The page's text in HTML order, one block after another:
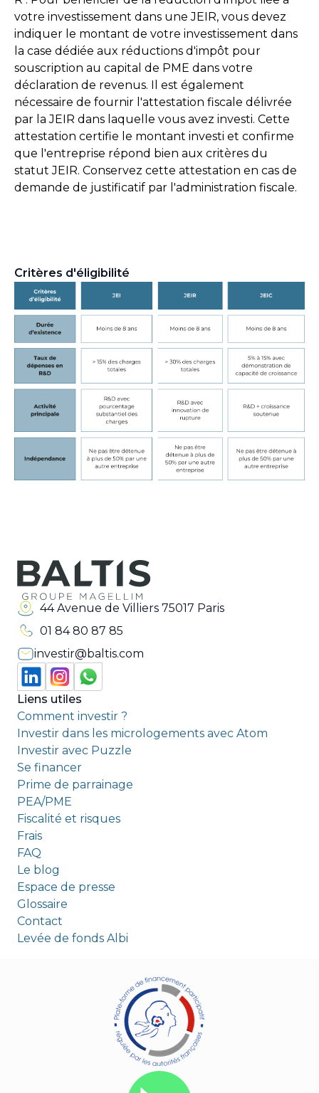
votre investissement dans une JEIR, vous devez
indiquer le montant de votre investissement dans
la case dédiée aux réductions d'impôt pour
souscription au capital de PME dans votre
déclaration de revenus. Il est également
nécessaire de fournir l'attestation fiscale délivrée
par la JEIR dans laquelle vous avez investi. Cette
attestation certifie le montant investi et confirme
que l'entreprise répond bien aux critères du
statut JEIR. Conservez cette attestation en cas de
demande de justificatif par l'administration fiscale.
Critères d'éligibilité
44 Avenue de Villiers 75017 Paris
01 84 80 87 85
investir@baltis.com
Liens utiles
Comment investir ?
Investir dans les micrologements avec Atom
Investir avec Puzzle
Se financer
Prime de parrainage
PEA/PME
Fiscalité et risques
Frais
FAQ
Le blog
Espace de presse
Glossaire
Contact
Levée de fonds Albi